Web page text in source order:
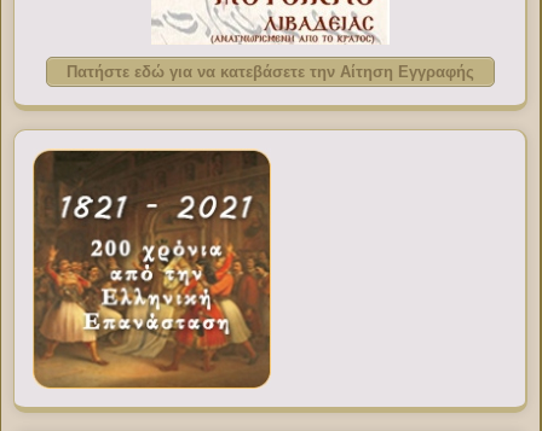
Πατήστε εδώ για να κατεβάσετε την Αίτηση Εγγραφής